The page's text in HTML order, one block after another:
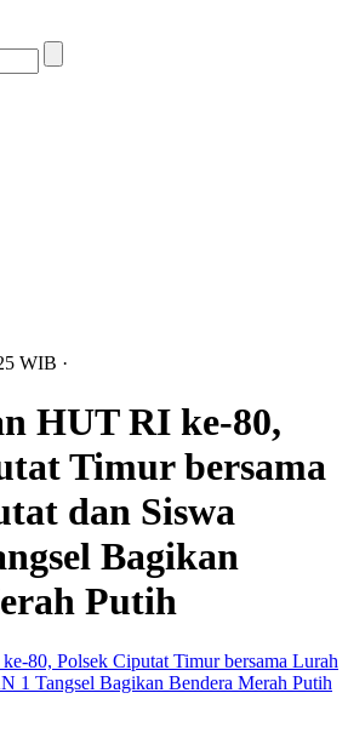
WIB ·
HUT RI ke-80,
Timur bersama
dan Siswa
Bagikan
Putih